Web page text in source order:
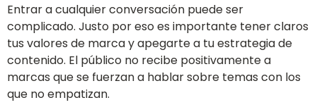
Entrar a cualquier conversación puede ser
complicado. Justo por eso es importante tener claros
tus valores de marca y apegarte a tu estrategia de
contenido. El público no recibe positivamente a
marcas que se fuerzan a hablar sobre temas con los
que no empatizan.